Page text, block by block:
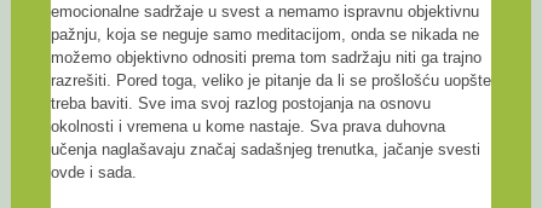
emocionalne sadržaje u svest a nemamo ispravnu objektivnu
pažnju, koja se neguje samo meditacijom, onda se nikada ne
možemo objektivno odnositi prema tom sadržaju niti ga trajno
razrešiti. Pored toga, veliko je pitanje da li se prošlošću uopšte
treba baviti. Sve ima svoj razlog postojanja na osnovu
okolnosti i vremena u kome nastaje. Sva prava duhovna
učenja naglašavaju značaj sadašnjeg trenutka, jačanje svesti
ovde i sada.